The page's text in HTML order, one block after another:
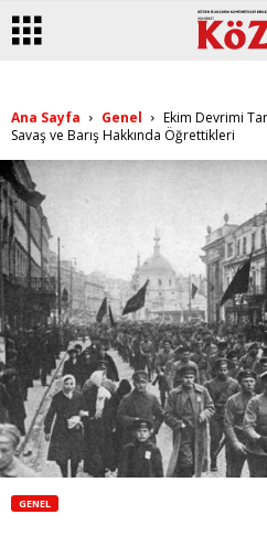
Ana Sayfa Genel
Ekim Devrimi
Savaş ve Barış Hakkında Öğrettikleri
GENEL